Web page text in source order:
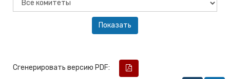
Сгенерировать версию PDF: